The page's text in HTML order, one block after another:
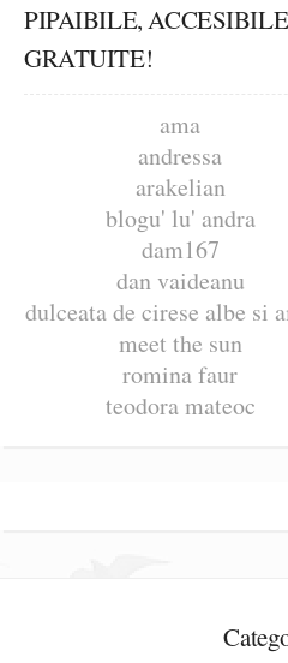
PIPAIBILE,
GRATUITE!
ama
andressa
arakelian
blogu' lu' andra
dam167
dan vaideanu
dulceata de cirese albe si
meet the sun
romina faur
teodora mateoc